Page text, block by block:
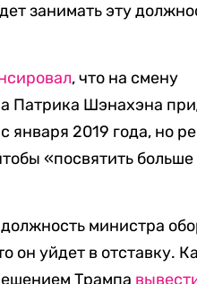
занимать эту
, что на смену
Патрика Шэнахэна
января 2019 года, но
«посвятить
министра
он уйдет в отставку.
Трампа